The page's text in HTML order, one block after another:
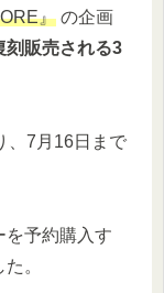
』 の企画
刻販売される3
、7月16日まで
を予約購入す
。